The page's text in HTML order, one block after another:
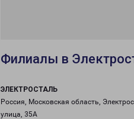
Филиалы в
ЭЛЕКТРОСТАЛЬ
Россия, Московская область,
улица, 35А